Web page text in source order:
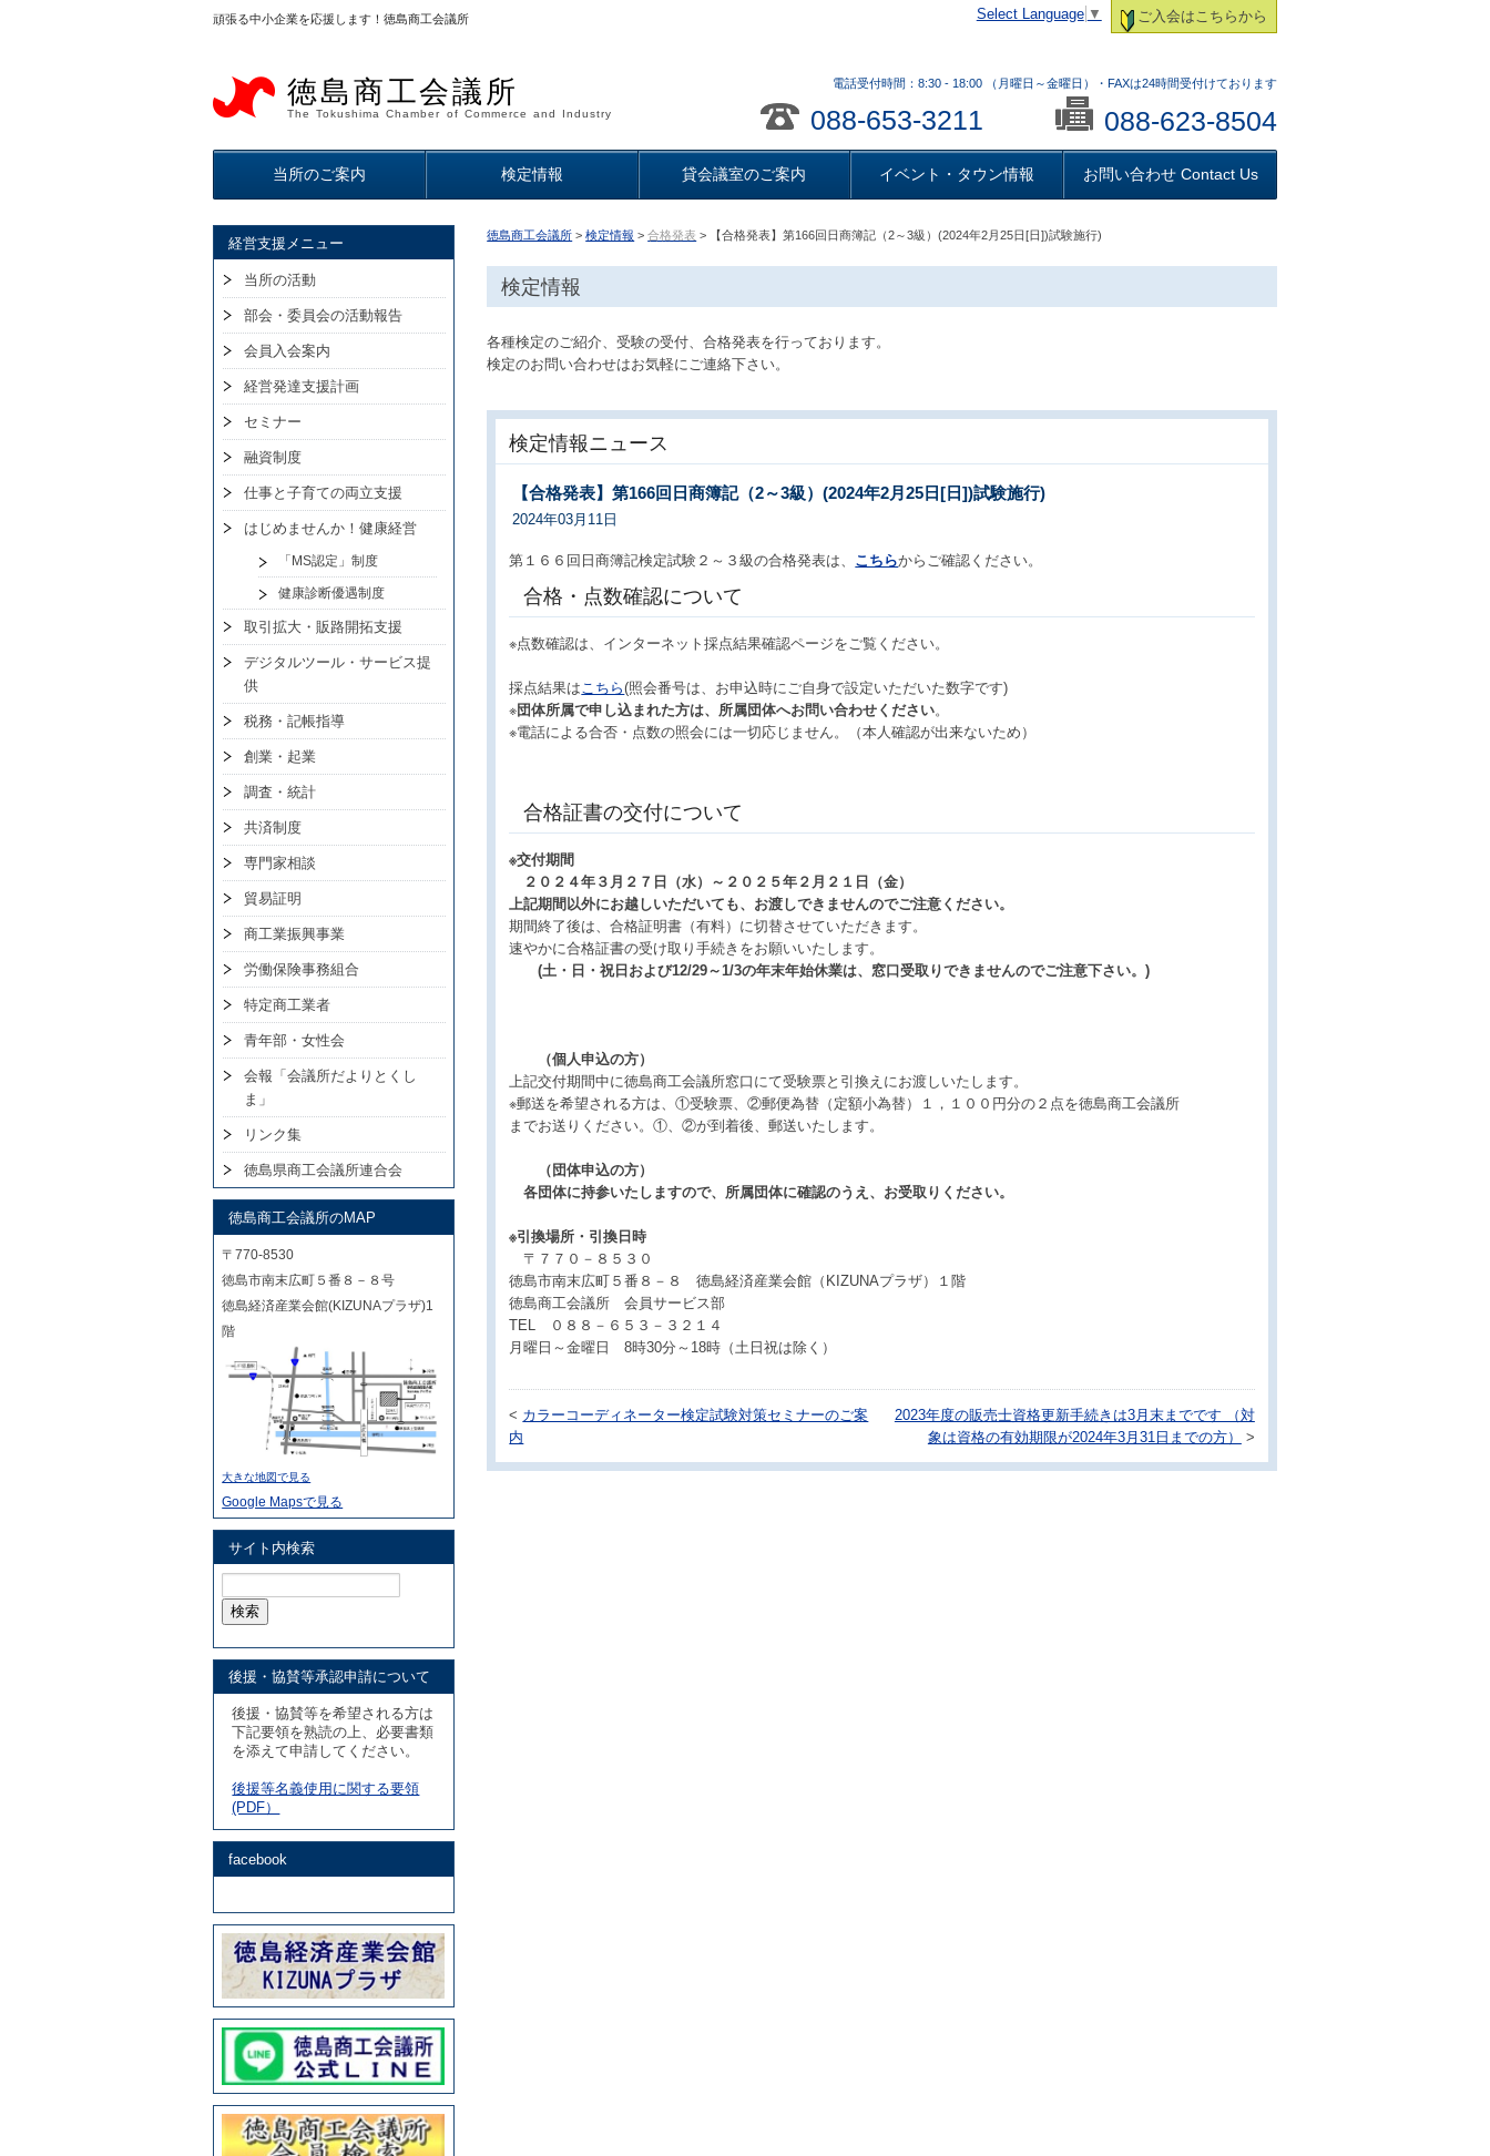
頑張る中小企業を応援します！徳島商工会議所 ご入会はこちらから
Select Language ▼
徳島商工会議所
The Tokushima Chamber of Commerce and Industry
電話受付時間：8:30 - 18:00 （月曜日～金曜日）・FAXは24時間受付けております
088-653-3211 088-623-8504
当所のご案内 検定情報 貸会議室のご案内 イベント・タウン情報 お問い合わせ Contact Us
徳島商工会議所 >検定情報 >合格発表 > 【合格発表】第166回日商簿記（2～3級）(2024年2月25日[日])試験施行)
検定情報
各種検定のご紹介、受験の受付、合格発表を行っております。
検定のお問い合わせはお気軽にご連絡下さい。
検定情報ニュース
【合格発表】第166回日商簿記（2～3級）(2024年2月25日[日])試験施行)
2024年03月11日
第１６６回日商簿記検定試験２～３級の合格発表は、 こちらからご確認ください。
合格・点数確認について
※点数確認は、インターネット採点結果確認ページをご覧ください。
採点結果は こちら(照会番号は、お申込時にご自身で設定いただいた数字です)
※団体所属で申し込まれた方は、所属団体へお問い合わせください。
※電話による合否・点数の照会には一切応じません。（本人確認が出来ないため）
合格証書の交付について
※交付期間
２０２４年３月２７日（水）～２０２５年２月２１日（金）
上記期間以外にお越しいただいても、お渡しできませんのでご注意ください。
期間終了後は、合格証明書（有料）に切替させていただきます。
速やかに合格証書の受け取り手続きをお願いいたします。
(土・日・祝日および12/29～1/3の年末年始休業は、窓口受取りできませんのでご注意下さい。)
（個人申込の方）
上記交付期間中に徳島商工会議所窓口にて受験票と引換えにお渡しいたします。
※郵送を希望される方は、①受験票、②郵便為替（定額小為替）１，１００円分の２点を徳島商工会議所
までお送りください。①、②が到着後、郵送いたします。
（団体申込の方）
各団体に持参いたしますので、所属団体に確認のうえ、お受取りください。
※引換場所・引換日時
〒７７０－８５３０
徳島市南末広町５番８－８ 徳島経済産業会館（KIZUNAプラザ）１階
徳島商工会議所 会員サービス部
TEL ０８８－６５３－３２１４
月曜日～金曜日 8時30分～18時（土日祝は除く）
< カラーコーディネーター検定試験対策セミナーのご案
内
2023年度の販売士資格更新手続きは3月末までです （対
象は資格の有効期限が2024年3月31日までの方）
>
経営支援メニュー
当所の活動
部会・委員会の活動報告
会員入会案内
経営発達支援計画
セミナー
融資制度
仕事と子育ての両立支援
はじめませんか！健康経営
「MS認定」制度
健康診断優遇制度
取引拡大・販路開拓支援
デジタルツール・サービス提
供
税務・記帳指導
創業・起業
調査・統計
共済制度
専門家相談
貿易証明
商工業振興事業
労働保険事務組合
特定商工業者
青年部・女性会
会報「会議所だよりとくし
ま」
リンク集
徳島県商工会議所連合会
徳島商工会議所のMAP
〒770-8530
徳島市南末広町５番８－８号
徳島経済産業会館(KIZUNAプラザ)1
階
大きな地図で見る
Google Mapsで見る
サイト内検索
索:
後援・協賛等承認申請について
後援・協賛等を希望される方は
下記要領を熟読の上、必要書類
を添えて申請してください。
後援等名義使用に関する要領
(PDF）
facebook